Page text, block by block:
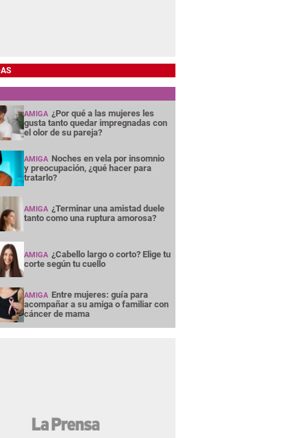
AMIGA ¿Por qué a las mujeres les
gusta tanto quedar impregnadas con
el olor de su pareja?
AMIGA Noches en vela por insomnio
y preocupación, ¿qué hacer para
tratarlo?
AMIGA ¿Terminar una amistad duele
tanto como una ruptura amorosa?
AMIGA ¿Cabello largo o corto? Elige tu
corte según tu cuello
AMIGA Entre mujeres: guía para
acompañar a su amiga o familiar con
cáncer de mama